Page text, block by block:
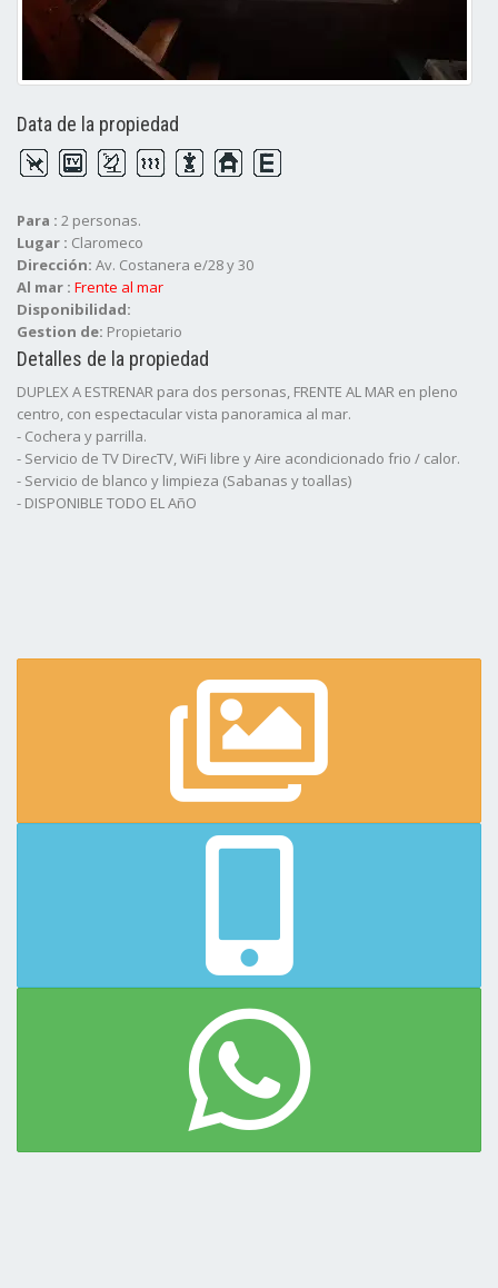
Data de la propiedad
Para : 2 personas.
Lugar : Claromeco
Dirección: Av. Costanera e/28 y 30
Al mar : Frente al mar
Disponibilidad:
Gestion de: Propietario
Detalles de la propiedad
DUPLEX A ESTRENAR para dos personas, FRENTE AL MAR en pleno
centro, con espectacular vista panoramica al mar.
- Cochera y parrilla.
- Servicio de TV DirecTV, WiFi libre y Aire acondicionado frio / calor.
- Servicio de blanco y limpieza (Sabanas y toallas)
- DISPONIBLE TODO EL AñO